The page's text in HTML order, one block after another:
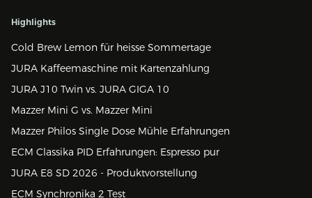
Highlights
Cold Brew Lemon für heisse Sommertage
JURA Kaffeemaschine mit Kartenzahlung
JURA J10 Twin vs. JURA GIGA 10
Mazzer Mini G vs. Mazzer Mini
Mazzer Philos Single Dose Mühle Erfahrungen
ECM Classika PID Erfahrungen: Espresso pur
JURA E8 SD 2026 - Produktvorstellung
ECM Synchronika 2 Test